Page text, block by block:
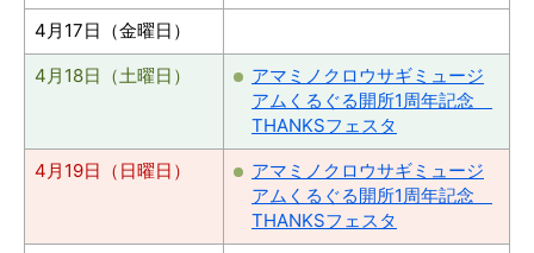
4月17日（金曜日）
4月18日（土曜日）
アマミノクロウサギミュージ
アムくるぐる開所1周年記念
THANKSフェスタ
4月19日（日曜日）
アマミノクロウサギミュージ
アムくるぐる開所1周年記念
THANKSフェスタ